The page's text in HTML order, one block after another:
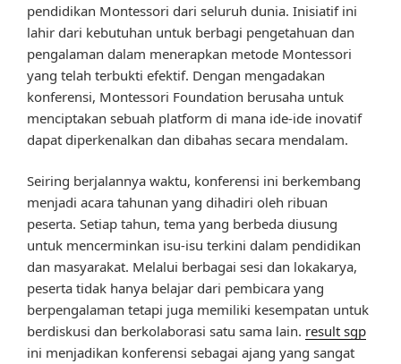
pendidikan Montessori dari seluruh dunia. Inisiatif ini
lahir dari kebutuhan untuk berbagi pengetahuan dan
pengalaman dalam menerapkan metode Montessori
yang telah terbukti efektif. Dengan mengadakan
konferensi, Montessori Foundation berusaha untuk
menciptakan sebuah platform di mana ide-ide inovatif
dapat diperkenalkan dan dibahas secara mendalam.
Seiring berjalannya waktu, konferensi ini berkembang
menjadi acara tahunan yang dihadiri oleh ribuan
peserta. Setiap tahun, tema yang berbeda diusung
untuk mencerminkan isu-isu terkini dalam pendidikan
dan masyarakat. Melalui berbagai sesi dan lokakarya,
peserta tidak hanya belajar dari pembicara yang
berpengalaman tetapi juga memiliki kesempatan untuk
berdiskusi dan berkolaborasi satu sama lain. result sgp
ini menjadikan konferensi sebagai ajang yang sangat